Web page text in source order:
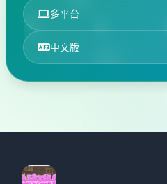
多平台
中文版